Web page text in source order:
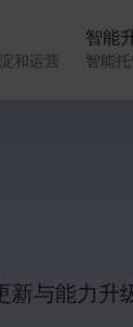
和运营
智能
智能
与能力升